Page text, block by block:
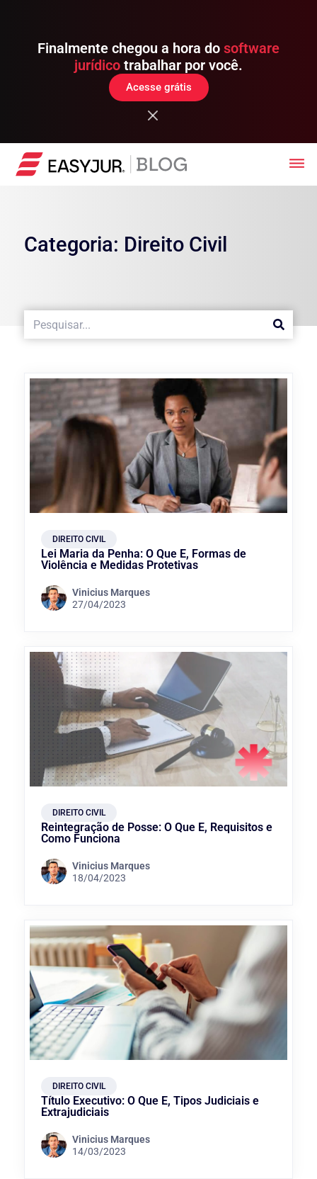
Finalmente chegou a hora do software
jurídico trabalhar por você.
Acesse grátis
Categoria: Direito Civil
DIREITO CIVIL
Lei Maria da Penha: O Que É, Formas de
Violência e Medidas Protetivas
Vinicius Marques
27/04/2023
DIREITO CIVIL
Reintegração de Posse: O Que É, Requisitos e
Como Funciona
Vinicius Marques
18/04/2023
DIREITO CIVIL
Título Executivo: O Que É, Tipos Judiciais e
Extrajudiciais
Vinicius Marques
14/03/2023